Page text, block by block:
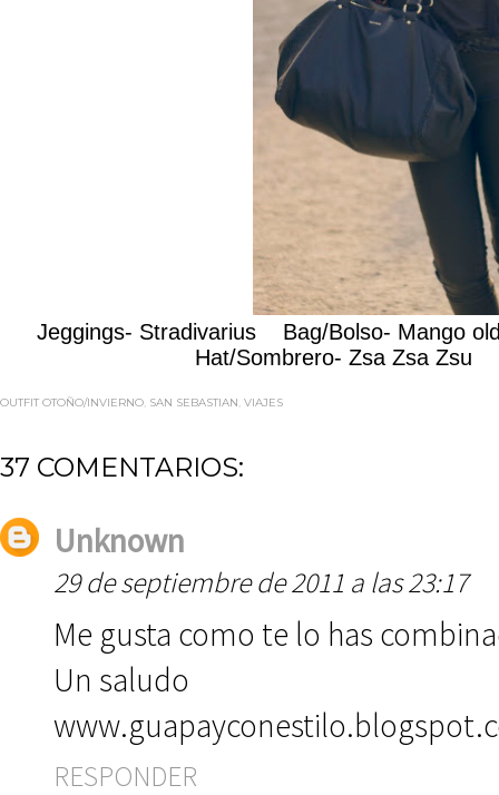
Jeggings- Stradivarius Bag/Bolso- Mango
Hat/Sombrero- Zsa Zsa Zsu
OUTFIT OTOÑO/INVIERNO, SAN SEBASTIAN, VIAJES
37 COMENTARIOS:
Unknown
29 de septiembre de 2011 a las 23:17
Me gusta como te lo has
Un saludo
RESPONDER